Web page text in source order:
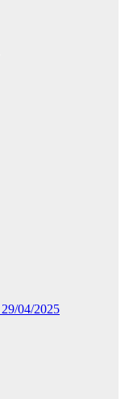
29/04/2025